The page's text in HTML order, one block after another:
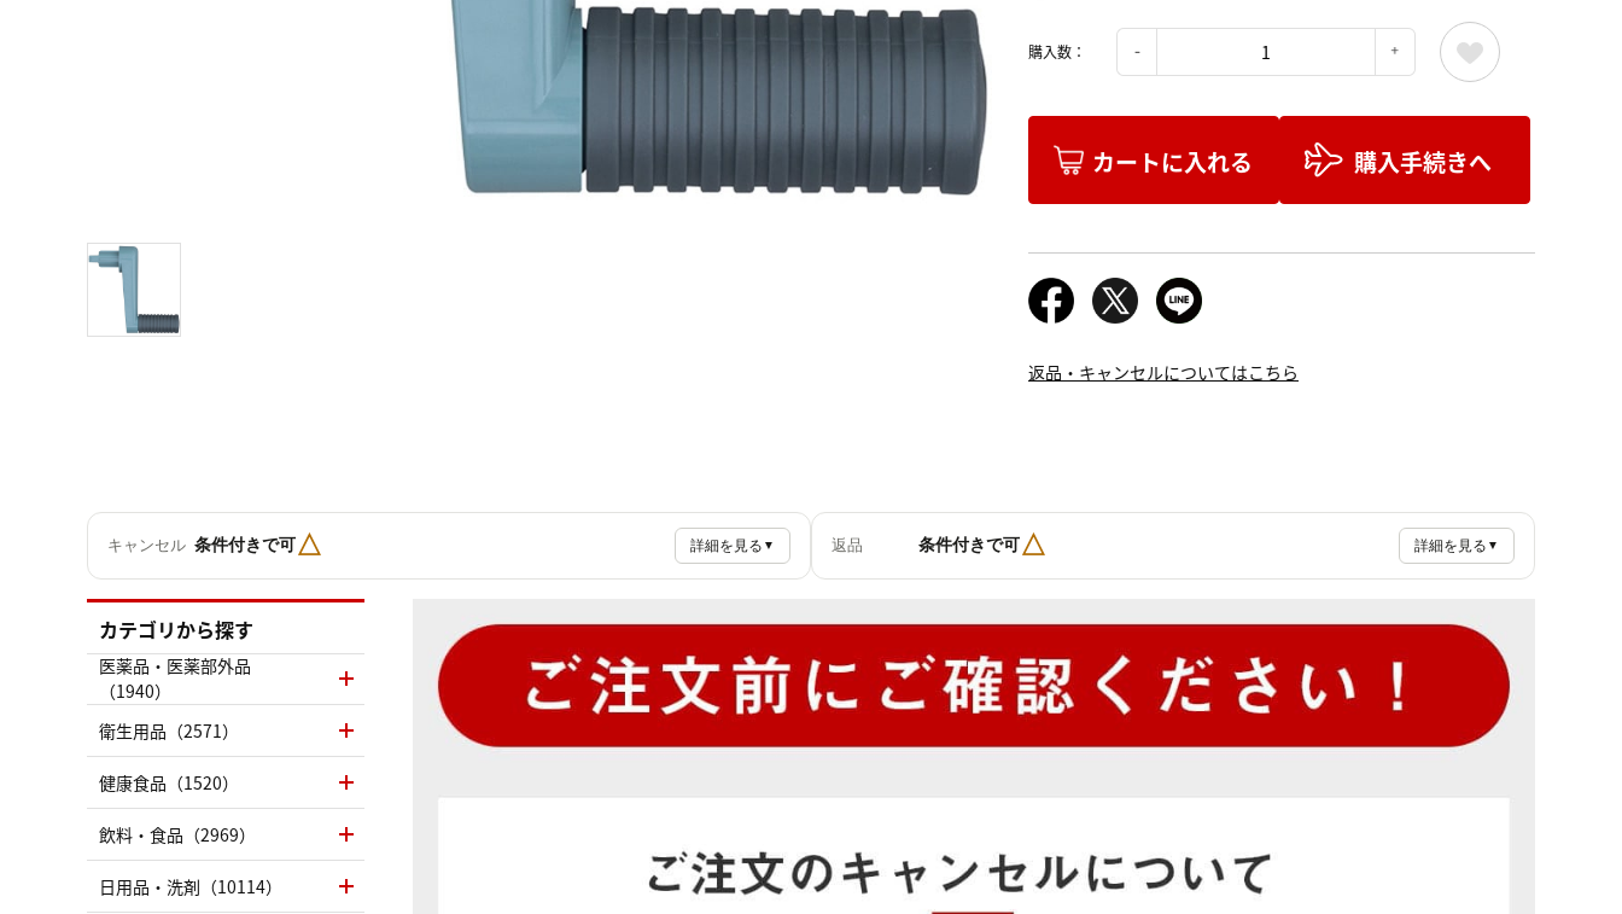
購入数：
カートに入れる 購入手続きへ
返品・キャンセルについてはこちら
キャンセル 条件付きで可△ 詳細を見る ▼ 返品 条件付きで可△ 詳細を見る ▼
カテゴリから探す
医薬品・医薬部外品
（1940）
衛生用品（2571）
健康食品（1520）
飲料・食品（2969）
日用品・洗剤（10114）